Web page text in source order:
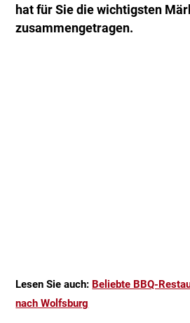
hat für Sie die wichtigsten
zusammengetragen.
Lesen Sie auch: Beliebte BBQ-
nach Wolfsburg